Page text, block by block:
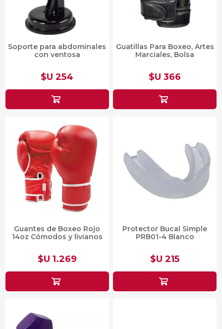
Soporte para abdominales
con ventosa
$U 254
Guatillas Para Boxeo, Artes
Marciales, Bolsa
$U 366
Guantes de Boxeo Rojo
14oz Cómodos y livianos
$U 1.269
Protector Bucal Simple
PRB01-4 Blanco
$U 215